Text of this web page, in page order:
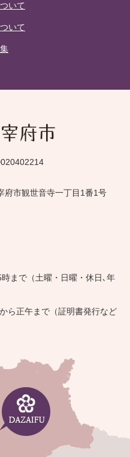
いて
いて
府市観世音寺一丁目1番1号
まで（土曜・日曜・休日､年
ら正午まで（証明書発行など